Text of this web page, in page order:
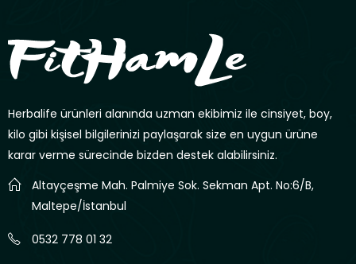
Herbalife ürünleri alanında uzman ekibimiz ile cinsiyet, boy,
kilo gibi kişisel bilgilerinizi paylaşarak size en uygun ürüne
karar verme sürecinde bizden destek alabilirsiniz.
Altayçeşme Mah. Palmiye Sok. Sekman Apt. No:6/B,
Maltepe/İstanbul
0532 778 01 32